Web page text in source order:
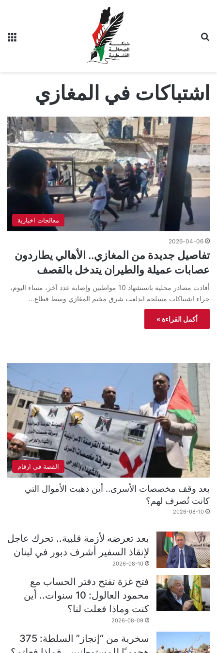
اشتباكات في المغازي
معالجات اخبارية
2026-04-06
تفاصيل جديدة من المغازي.. الأهالي يطاردون
عصابات عميلة والطيران يتدخل بالقصف
أفادت مصادر محلية باستشهاد 10 مواطنين وإصابة عدد آخر، مساء اليوم،
جراء اشتباكات مسلحة اندلعت شرق مخيم المغازي وسط قطاع…
أكمل القراءة »
القصة في ارقام
بعد وقف مخصصات الأسرى.. أين ذهبت الأموال التي
كانت تُصرف لهم؟
2026-08-10
بعد تعرضه لأزمة قلبية.. تحرك عاجل
لإنقاذ السفير أشرف دبور في لبنان
2026-08-10
فتح غزة تفتح دفتر الحساب مع
محمود العالول: 10 سنوات.. أين
كنت وماذا فعلت لنا؟
2026-08-09
سخرية من “إنجاز” السلطة: 375